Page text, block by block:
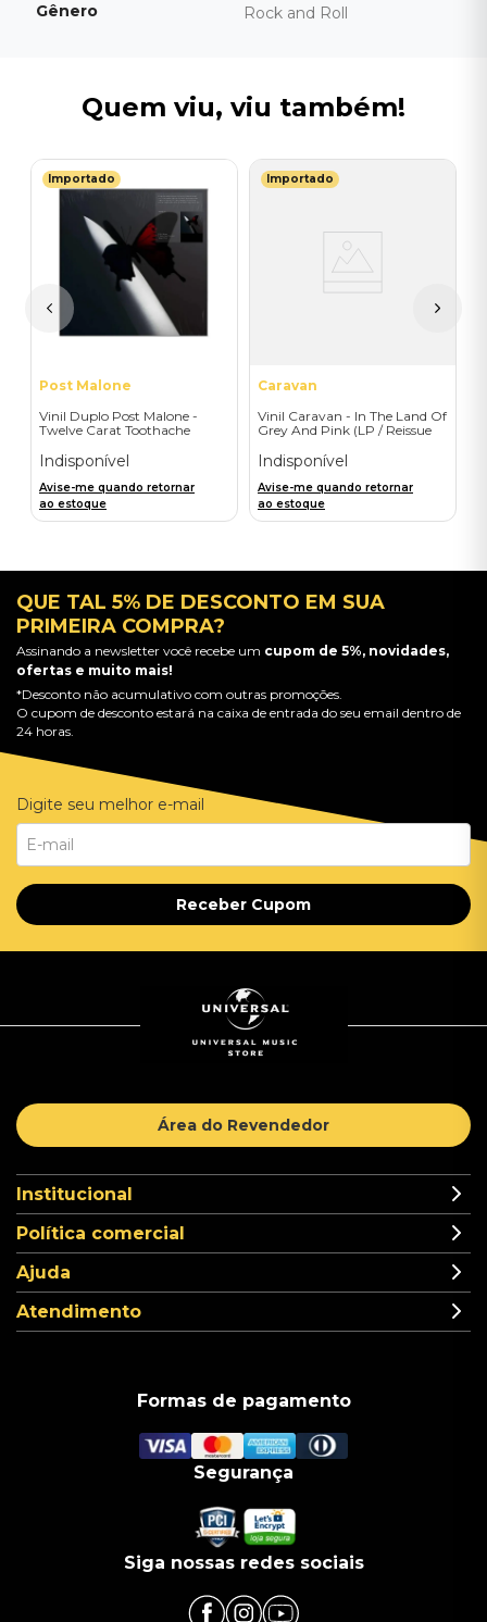
Gênero Rock and Roll
Quem viu, viu também!
Importado
Post Malone
Vinil Duplo Post Malone -
Twelve Carat Toothache
Indisponível
Avise-me quando retornar
ao estoque
Importado
Caravan
Vinil Caravan - In The Land Of
Grey And Pink (LP / Reissue
Indisponível
Avise-me quando retornar
ao estoque
QUE TAL 5% DE DESCONTO EM SUA
PRIMEIRA COMPRA?
Assinando a newsletter você recebe um cupom de 5%, novidades,
ofertas e muito mais!
*Desconto não acumulativo com outras promoções.
O cupom de desconto estará na caixa de entrada do seu email dentro de
24 horas.
Digite seu melhor e-mail
Receber Cupom
Área do Revendedor
Institucional
Política comercial
Ajuda
Atendimento
Formas de pagamento
Segurança
Siga nossas redes sociais